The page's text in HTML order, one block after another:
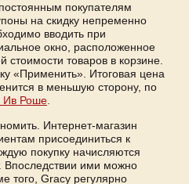
покупателям
на скидку непременно
вводить при
окно, расположенное
товаров в корзине.
«Применить». Итоговая цена
в меньшую сторону, по
Ив Роше.
Интернет-магазин
присоединиться к
покупку начисляются
Впоследствии ими можно
того, Gracy регулярно